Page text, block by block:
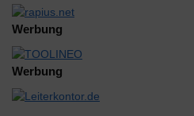
Werbung
Werbung